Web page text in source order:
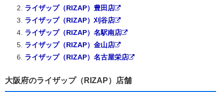
ライザップ（RIZAP）豊田店
ライザップ（RIZAP）刈谷店
ライザップ（RIZAP）名駅南店
ライザップ（RIZAP）金山店
ライザップ（RIZAP）名古屋栄店
大阪府のライザップ（RIZAP）店舗